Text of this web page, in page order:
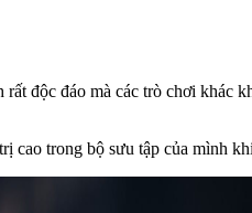
độc đáo mà các trò chơi khác
cao trong bộ sưu tập của mình